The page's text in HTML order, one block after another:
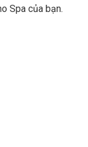
Spa của bạn.